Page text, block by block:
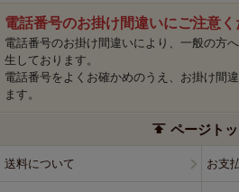
電話番号のお掛け間違いにご注意く
電話番号のお掛け間違いにより、一般の方
生しております。
電話番号をよくお確かめのうえ、お掛け間
ます。
ページト
送料について お支